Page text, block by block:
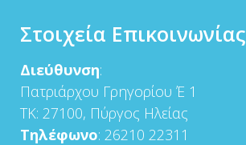
Στοιχεία Επικοινωνίας
Διεύθυνση:
Πατριάρχου Γρηγορίου Έ 1
ΤΚ: 27100, Πύργος Ηλείας
Τηλέφωνο: 26210 22311